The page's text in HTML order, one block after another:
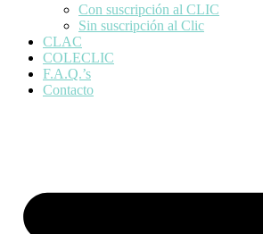
Con suscripción al CLIC
Sin suscripción al Clic
CLAC
COLECLIC
F.A.Q.’s
Contacto